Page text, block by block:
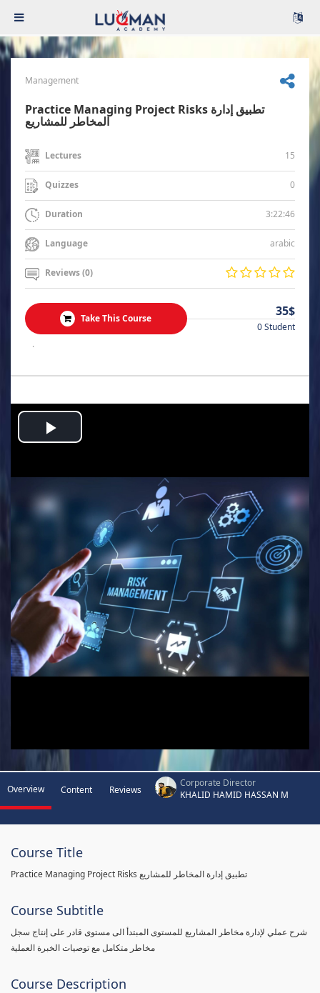
Management
Practice Managing Project Risks تطبيق إدارة
المخاطر للمشاريع
Lectures 15
Quizzes 0
Duration 3:22:46
Language arabic
Reviews (0)
Take This Course 35$
0 Student
.
Play
Video
Overview Content Reviews
Corporate Director
KHALID HAMID HASSAN M
Course Title
Practice Managing Project Risks تطبيق إدارة المخاطر للمشاريع
Course Subtitle
شرح عملي لإدارة مخاطر المشاريع للمستوى المبتدأ الى مستوى قادر على إنتاج سجل
مخاطر متكامل مع توصيات الخبرة العملية
Course Description